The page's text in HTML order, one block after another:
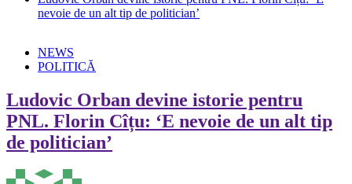
nevoie de un alt tip de politician’
NEWS
POLITICĂ
Ludovic Orban devine istorie pentru
PNL. Florin Cîțu: ‘E nevoie de un alt tip
de politician’